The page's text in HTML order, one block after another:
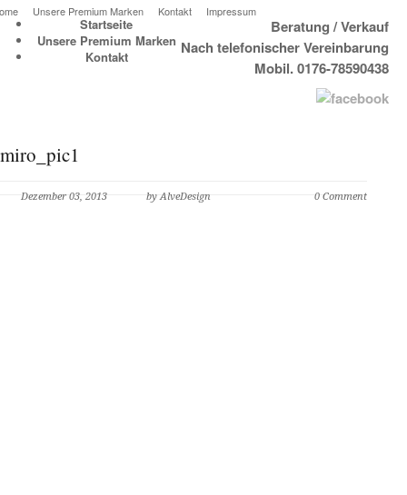
Unsere Premium Marken Kontakt Impressum
Beratung / Verkauf
Nach telefonischer Vereinbarung
Mobil. 0176-78590438
Startseite
Unsere Premium Marken
Kontakt
miro_pic1
Dezember 03, 2013 by AlveDesign 0 Comment